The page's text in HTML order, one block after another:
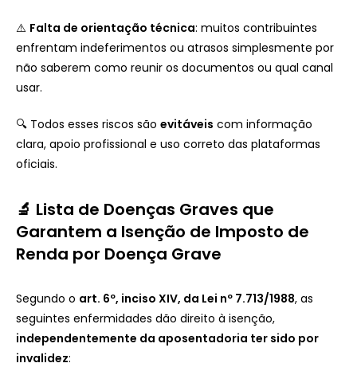
⚠️ Falta de orientação técnica: muitos contribuintes
enfrentam indeferimentos ou atrasos simplesmente por
não saberem como reunir os documentos ou qual canal
usar.
🔍 Todos esses riscos são evitáveis com informação
clara, apoio profissional e uso correto das plataformas
oficiais.
🔬 Lista de Doenças Graves que
Garantem a Isenção de Imposto de
Renda por Doença Grave
Segundo o art. 6º, inciso XIV, da Lei nº 7.713/1988, as
seguintes enfermidades dão direito à isenção,
independentemente da aposentadoria ter sido por
invalidez: